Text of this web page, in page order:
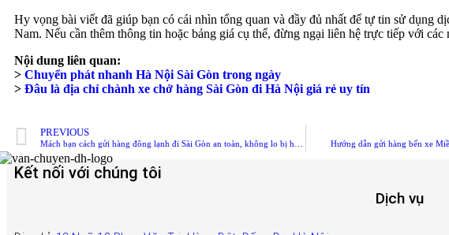
Hy vọng bài viết đã giúp bạn có cái nhìn tổng quan và đầy đủ nhất để tự tin sử dụng
Nam. Nếu cần thêm thông tin hoặc bảng giá cụ thể, đừng ngại liên hệ trực tiếp với các
Nội dung liên quan:
> Chuyển phát nhanh Hà Nội Sài Gòn trong ngày
> Đâu là địa chỉ chành xe chở hàng Sài Gòn đi Hà Nội giá rẻ uy tín
PREVIOUS
Hướng dẫn gửi hàng bến xe
Kết nối với chúng tôi
Dịch vụ